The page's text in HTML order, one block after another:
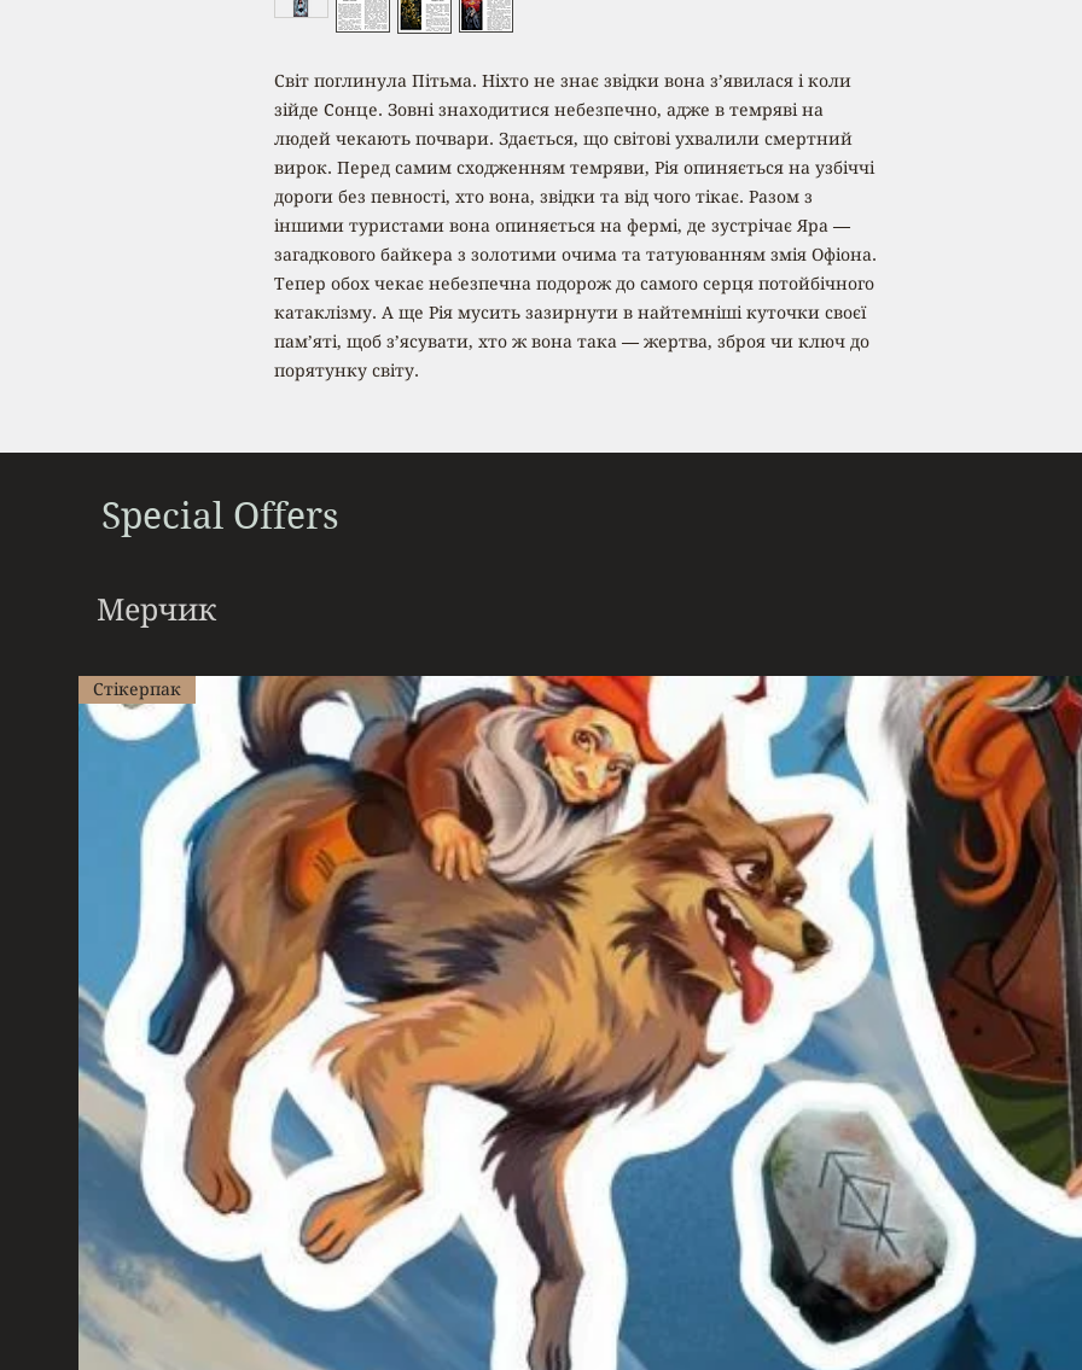
Світ поглинула Пітьма. Ніхто не знає звідки вона з’явилася і коли
зійде Cонце. Зовні знаходитися небезпечно, адже в темряві на
людей чекають почвари. Здається, що світові ухвалили смертний
вирок. Перед самим сходженням темряви, Рія опиняється на узбіччі
дороги без певності, хто вона, звідки та від чого тікає. Разом з
іншими туристами вона опиняється на фермі, де зустрічає Яра —
загадкового байкера з золотими очима та татуюванням змія Офіона.
Тепер обох чекає небезпечна подорож до самого серця потойбічного
катаклізму. А ще Рія мусить зазирнути в найтемніші куточки своєї
пам’яті, щоб з’ясувати, хто ж вона така — жертва, зброя чи ключ до
порятунку світу.
Special Offers
Мерчик
Стікерпак